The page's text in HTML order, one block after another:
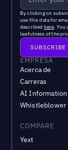
By clicking on
use this data for
described here. You
lawfulness of the
EMPRESA
Acerca de
Carreras
AI Information
Whistleblower
COMPARE
Yext